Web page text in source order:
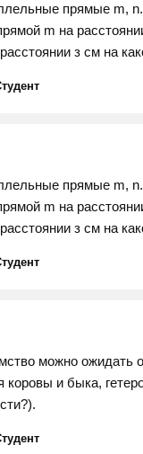
прямые m, n.
m на
з см на
прямые m, n?
прямые m, n.
m на
з см на
прямые m, n?
можно ожидать
коровы и быка,